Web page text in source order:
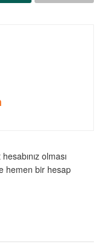
olması
hemen bir hesap